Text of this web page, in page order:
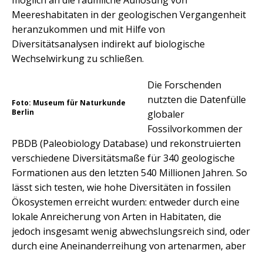
Meereshabitaten in der geologischen Vergangenheit
heranzukommen und mit Hilfe von
Diversitätsanalysen indirekt auf biologische
Wechselwirkung zu schließen.
Foto: Museum für Naturkunde
Berlin
Die Forschenden
nutzten die Datenfülle
globaler
Fossilvorkommen der
PBDB (Paleobiology Database) und rekonstruierten
verschiedene Diversitätsmaße für 340 geologische
Formationen aus den letzten 540 Millionen Jahren. So
lässt sich testen, wie hohe Diversitäten in fossilen
Ökosystemen erreicht wurden: entweder durch eine
lokale Anreicherung von Arten in Habitaten, die
jedoch insgesamt wenig abwechslungsreich sind, oder
durch eine Aneinanderreihung von artenarmen, aber